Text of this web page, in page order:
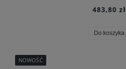
483,80 zł
Do koszyka
NOWOŚĆ